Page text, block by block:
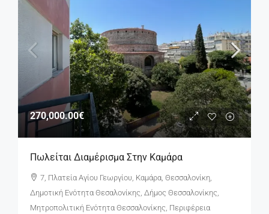
270,000.00€
Πωλείται Διαμέρισμα Στην Καμάρα
7, Πλατεία Αγίου Γεωργίου, Καμάρα, Θεσσαλονίκη,
Δημοτική Ενότητα Θεσαλονίκης, Δήμος Θεσσαλονίκης,
Μητροπολιτική Ενότητα Θεσσαλονίκης, Περιφέρεια